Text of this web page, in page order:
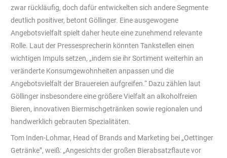
zwar rückläufig, doch dafür entwickelten sich andere Segmente
deutlich positiver, betont Göllinger. Eine ausgewogene
Angebotsvielfalt spielt daher heute eine zunehmend relevante
Rolle. Laut der Pressesprecherin könnten Tankstellen einen
wichtigen Impuls setzen, „indem sie ihr Sortiment weiterhin an
veränderte Konsumgewohnheiten anpassen und die
Angebotsvielfalt der Brauereien aufgreifen.“ Dazu zählen laut
Göllinger insbesondere eine größere Vielfalt an alkoholfreien
Bieren, innovativen Biermischgetränken sowie regionalen und
handwerklich gebrauten Spezialitäten.
Tom Inden-Lohmar, Head of Brands and Marketing bei „Oettinger
Getränke”, weiß: „Angesichts der großen Bierabsatzflaute vor